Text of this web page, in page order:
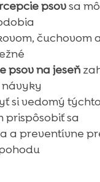
psovsa
čuchovom
psov na jeseň
si vedomý
prispôsobiť sa
a preventívne